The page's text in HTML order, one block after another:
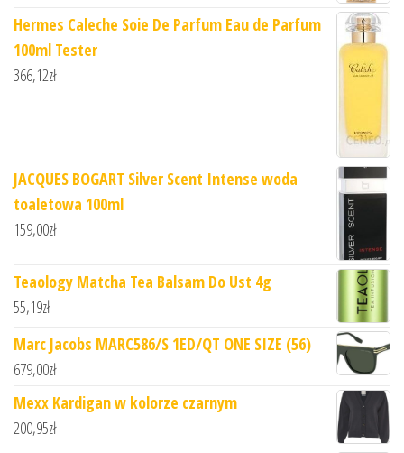
Hermes Caleche Soie De Parfum Eau de Parfum
100ml Tester
366,12zł
JACQUES BOGART Silver Scent Intense woda
toaletowa 100ml
159,00zł
Teaology Matcha Tea Balsam Do Ust 4g
55,19zł
Marc Jacobs MARC586/S 1ED/QT ONE SIZE (56)
679,00zł
Mexx Kardigan w kolorze czarnym
200,95zł